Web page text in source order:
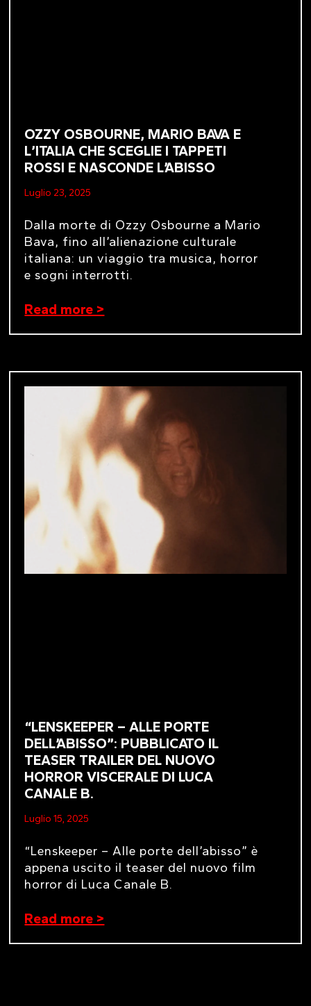
OZZY OSBOURNE, MARIO BAVA E
L’ITALIA CHE SCEGLIE I TAPPETI
ROSSI E NASCONDE L’ABISSO
Luglio 23, 2025
Dalla morte di Ozzy Osbourne a Mario
Bava, fino all’alienazione culturale
italiana: un viaggio tra musica, horror
e sogni interrotti.
Read more >
“LENSKEEPER – ALLE PORTE
DELL’ABISSO”: PUBBLICATO IL
TEASER TRAILER DEL NUOVO
HORROR VISCERALE DI LUCA
CANALE B.
Luglio 15, 2025
“Lenskeeper – Alle porte dell’abisso” è
appena uscito il teaser del nuovo film
horror di Luca Canale B.
Read more >